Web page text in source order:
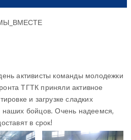
активисты команды молодежки
ТГТК приняли активное
и загрузке сладких
наших бойцов. Очень надеемся,
в срок!